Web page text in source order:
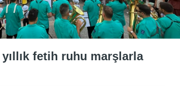
fetih ruhu marşlarla